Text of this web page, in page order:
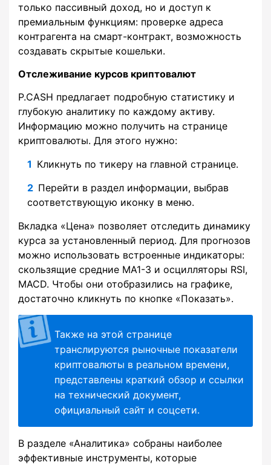
только пассивный доход, но и доступ к
премиальным функциям: проверке адреса
контрагента на смарт-контракт, возможность
создавать скрытые кошельки.
Отслеживание курсов криптовалют
P.CASH предлагает подробную статистику и
глубокую аналитику по каждому активу.
Информацию можно получить на странице
криптовалюты. Для этого нужно:
Кликнуть по тикеру на главной странице.
Перейти в раздел информации, выбрав
соответствующую иконку в меню.
Вкладка «Цена» позволяет отследить динамику
курса за установленный период. Для прогнозов
можно использовать встроенные индикаторы:
скользящие средние MA1-3 и осцилляторы RSI,
MACD. Чтобы они отобразились на графике,
достаточно кликнуть по кнопке «Показать».
Также на этой странице
транслируются рыночные показатели
криптовалюты в реальном времени,
представлены краткий обзор и ссылки
на технический документ,
официальный сайт и соцсети.
В разделе «Аналитика» собраны наиболее
эффективные инструменты, которые